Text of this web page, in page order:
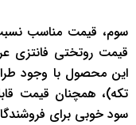
سوم، قیمت مناسب
قیمت روتختی فانتزی
تکه)، همچنان قیمت
سود خوبی برای